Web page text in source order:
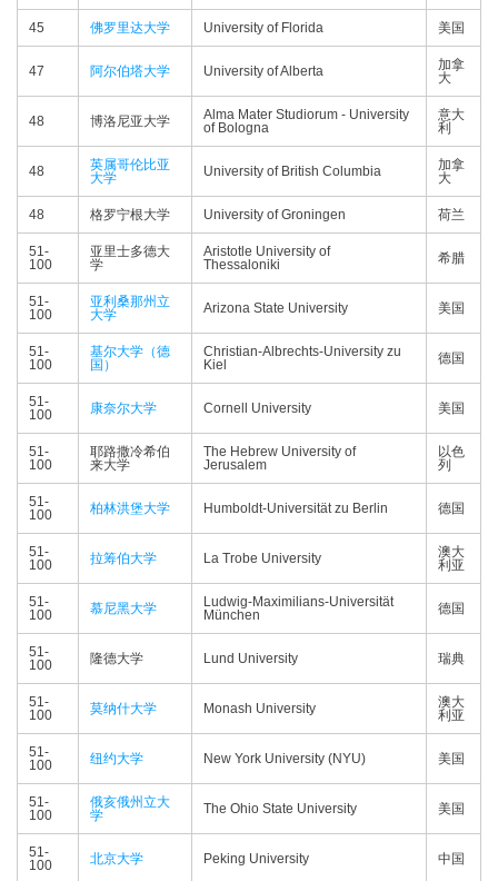
45 佛罗里达大学 University of Florida 美国
47 阿尔伯塔大学 University of Alberta
加拿
大
48 博洛尼亚大学
Alma Mater Studiorum - University
of Bologna
意大
利
48
英属哥伦比亚
大学
University of British Columbia
加拿
大
48 格罗宁根大学 University of Groningen 荷兰
51-
100
亚里士多德大
学
Aristotle University of
Thessaloniki
希腊
51-
100
亚利桑那州立
大学
Arizona State University 美国
51-
100
基尔大学（德
国）
Christian-Albrechts-University zu
Kiel
德国
51-
100
康奈尔大学 Cornell University 美国
51-
100
耶路撒冷希伯
来大学
The Hebrew University of
Jerusalem
以色
列
51-
100
柏林洪堡大学 Humboldt-Universität zu Berlin 德国
51-
100
拉筹伯大学 La Trobe University
澳大
利亚
51-
100
慕尼黑大学
Ludwig-Maximilians-Universität
München
德国
51-
100
隆德大学 Lund University 瑞典
51-
100
莫纳什大学 Monash University
澳大
利亚
51-
100
纽约大学 New York University (NYU) 美国
51-
100
俄亥俄州立大
学
The Ohio State University 美国
51-
100
北京大学 Peking University 中国